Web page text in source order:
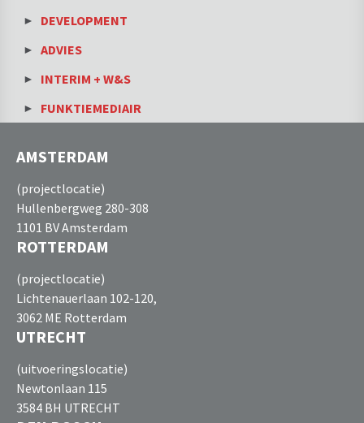
DEVELOPMENT
ADVIES
INTERIM + W&S
FUNKTIEMEDIAIR
AMSTERDAM
(projectlocatie)
Hullenbergweg 280-308
1101 BV Amsterdam
ROTTERDAM
(projectlocatie)
Lichtenauerlaan 102-120,
3062 ME Rotterdam
UTRECHT
(uitvoeringslocatie)
Newtonlaan 115
3584 BH UTRECHT